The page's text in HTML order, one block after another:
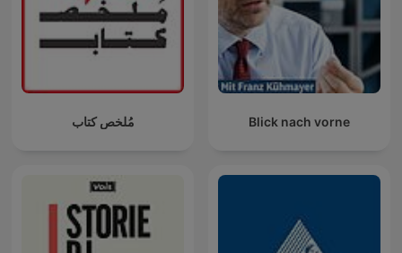
مُلخص كتاب Blick nach vorne